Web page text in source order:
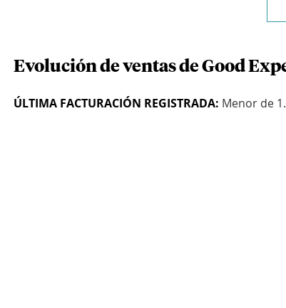
Evolución de ventas de Good
ÚLTIMA FACTURACIÓN REGISTRADA: Menor de